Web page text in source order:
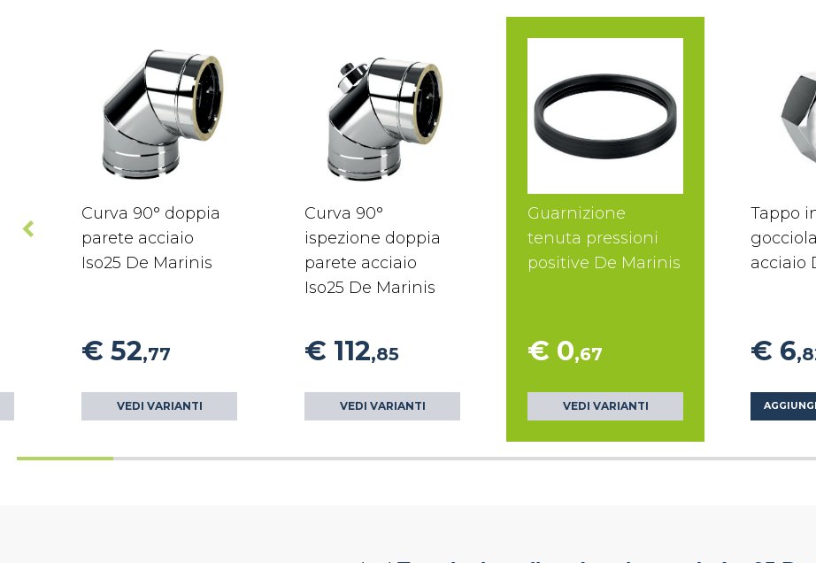
Curva 90° doppia
parete acciaio
Iso25 De Marinis
€ 52,77
VEDI VARIANTI
Curva 90°
ispezione doppia
parete acciaio
Iso25 De Marinis
€ 112,85
VEDI VARIANTI
Guarnizione
tenuta pressioni
positive De Marinis
€ 0,67
VEDI VARIANTI
Tappo
acciaio
€ 6